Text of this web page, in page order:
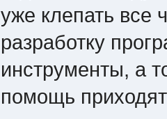
уже клепать все
разработку
инструменты, а
помощь